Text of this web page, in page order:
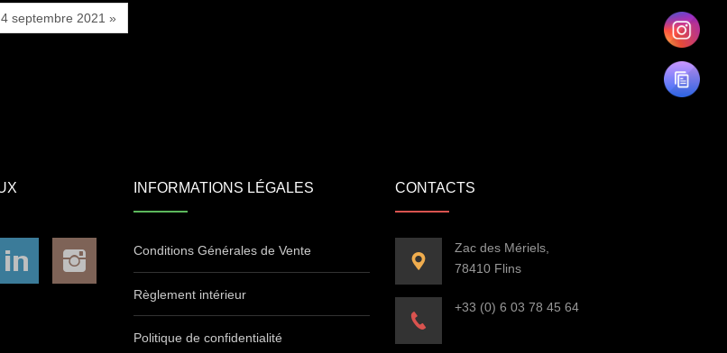
septembre 2021 »
INFORMATIONS LÉGALES
Conditions Générales de Vente
Règlement intérieur
Politique de confidentialité
CONTACTS
Zac des Mériels,
78410 Flins
+33 (0) 6 03 78 45 64